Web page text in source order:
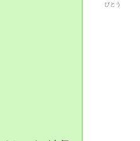
びとう